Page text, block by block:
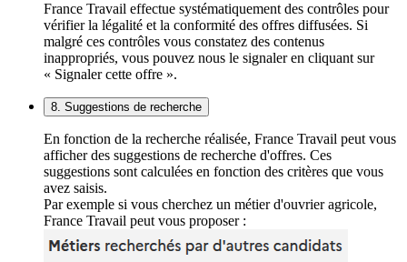
France Travail effectue systématiquement des contrôles pour
vérifier la légalité et la conformité des offres diffusées. Si
malgré ces contrôles vous constatez des contenus
inappropriés, vous pouvez nous le signaler en cliquant sur
« Signaler cette offre ».
8. Suggestions de recherche
En fonction de la recherche réalisée, France Travail peut vous
afficher des suggestions de recherche d'offres. Ces
suggestions sont calculées en fonction des critères que vous
avez saisis.
Par exemple si vous cherchez un métier d'ouvrier agricole,
France Travail peut vous proposer :